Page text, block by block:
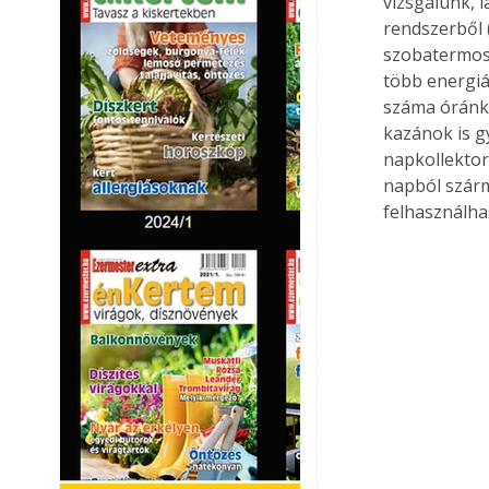
rendszerből
több
száma
kazánok is
napból